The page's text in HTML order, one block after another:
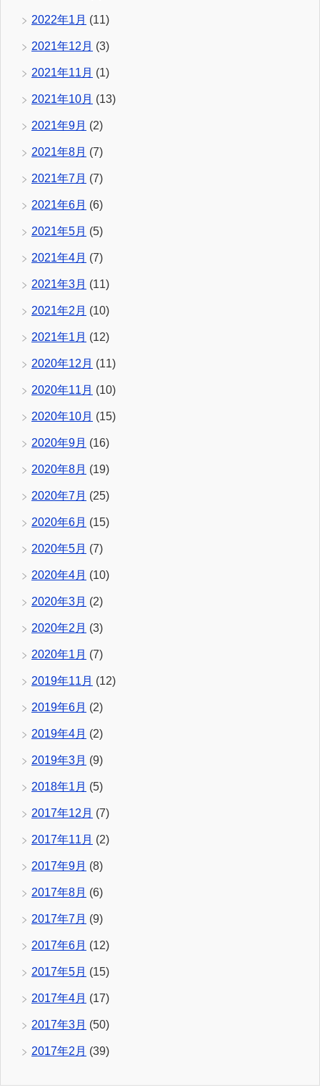
2022年1月 (11)
2021年12月 (3)
2021年11月 (1)
2021年10月 (13)
2021年9月 (2)
2021年8月 (7)
2021年7月 (7)
2021年6月 (6)
2021年5月 (5)
2021年4月 (7)
2021年3月 (11)
2021年2月 (10)
2021年1月 (12)
2020年12月 (11)
2020年11月 (10)
2020年10月 (15)
2020年9月 (16)
2020年8月 (19)
2020年7月 (25)
2020年6月 (15)
2020年5月 (7)
2020年4月 (10)
2020年3月 (2)
2020年2月 (3)
2020年1月 (7)
2019年11月 (12)
2019年6月 (2)
2019年4月 (2)
2019年3月 (9)
2018年1月 (5)
2017年12月 (7)
2017年11月 (2)
2017年9月 (8)
2017年8月 (6)
2017年7月 (9)
2017年6月 (12)
2017年5月 (15)
2017年4月 (17)
2017年3月 (50)
2017年2月 (39)